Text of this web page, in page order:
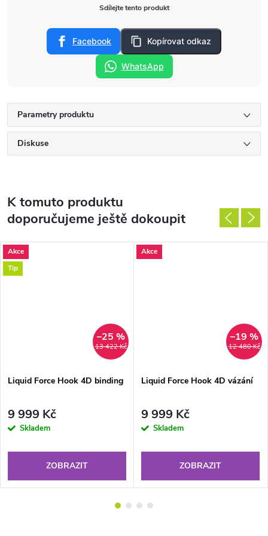
Sdílejte tento produkt
Facebook Kopírovat odkaz
WhatsApp
Parametry produktu
Diskuse
K tomuto produktu
doporučujeme ještě dokoupit
Akce
Tip
13 422 Kč
–25 %
Liquid Force Hook 4D binding
9 999 Kč
Skladem
ZOBRAZIT
Akce
12 480 Kč
–19 %
Liquid Force Hook 4D vázání
9 999 Kč
Skladem
ZOBRAZIT